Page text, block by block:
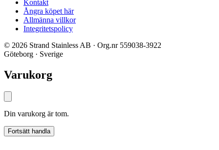
Kontakt
Ångra köpet här
Allmänna villkor
Integritetspolicy
© 2026 Strand Stainless AB · Org.nr 559038-3922
Göteborg · Sverige
Varukorg
Din varukorg är tom.
Fortsätt handla